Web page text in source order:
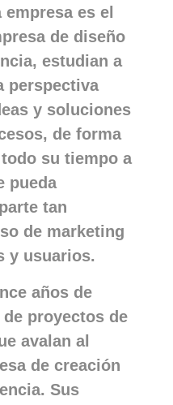
es el
de diseño
estudian a
perspectiva
y soluciones
de forma
su tiempo a
pueda
tan
de marketing
y usuarios.
años de
proyectos de
avalan al
de creación
Sus